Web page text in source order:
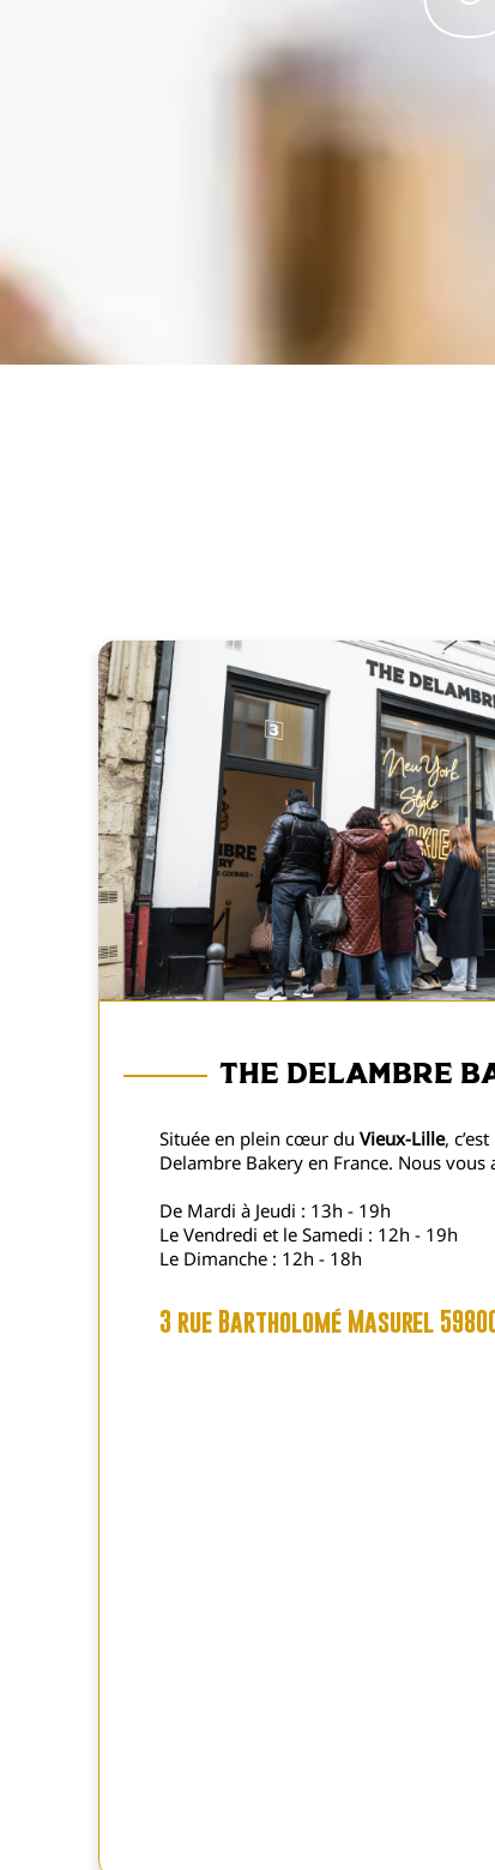
The Delambre
Située en plein cœur du Vieux-Lille,
Delambre Bakery en France. Nous vous
De Mardi à Jeudi : 13h - 19h
Le Vendredi et le Samedi : 12h - 19h
Le Dimanche : 12h - 18h
3 rue Bartholomé Masurel